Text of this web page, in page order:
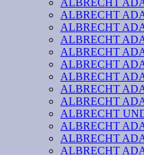
ALBRECHT
ALBRECHT
ALBRECHT
ALBRECHT
ALBRECHT
ALBRECHT
ALBRECHT
ALBRECHT
ALBRECHT
ALBRECHT
ALBRECHT
ALBRECHT